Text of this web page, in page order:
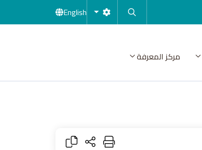
English
مركز المعرفة